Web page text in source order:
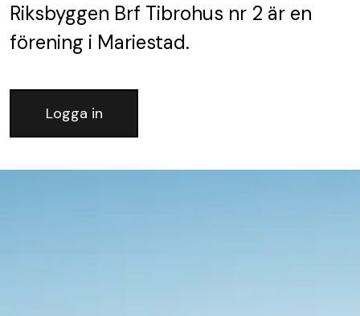
Riksbyggen Brf Tibrohus nr 2 är en
förening i Mariestad.
Logga in